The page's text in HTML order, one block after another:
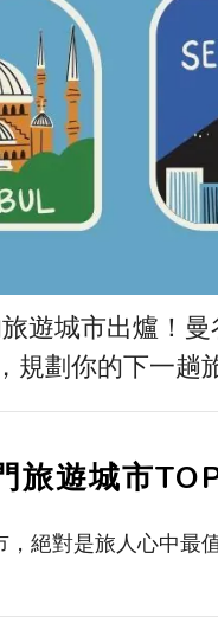
遊城市出爐！
規劃你的下一趟
旅遊城市
絕對是旅人心中最